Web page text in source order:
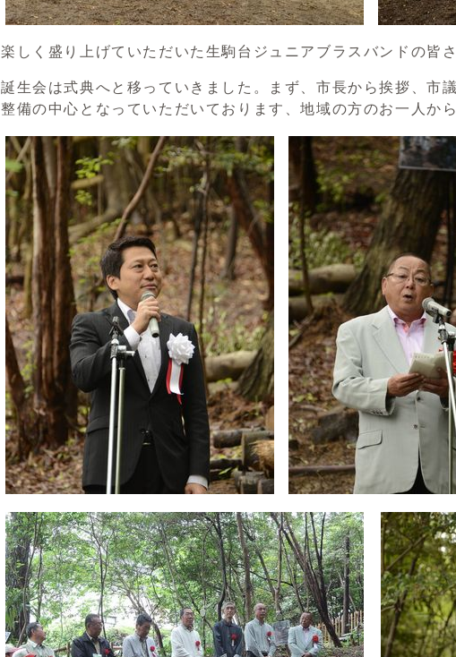
楽しく盛り上げていただいた生駒台ジュニアブラスバンドの皆
誕生会は式典へと移っていきました。まず、市長から挨拶、市
整備の中心となっていただいております、地域の方のお一人か